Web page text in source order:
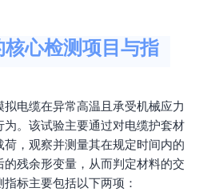
心检测项目与指
电缆在异常高温且承受机械应力
。该试验主要通过对电缆护套材
，观察并测量其在规定时间内的
残余形变量，从而判定材料的交
标主要包括以下两项：